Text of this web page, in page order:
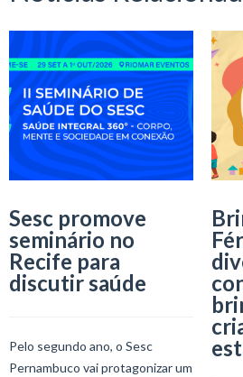
Sesc promove
seminário no
Recife para
discutir saúde
Pelo segundo ano, o Sesc
Pernambuco vai protagonizar um